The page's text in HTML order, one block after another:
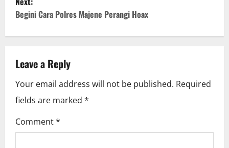
s
a
v
i
g
Begini Cara Polres Majene Perangi Hoax
Leave a Reply
Your email address will not be published. Required
fields are marked *
Comment*